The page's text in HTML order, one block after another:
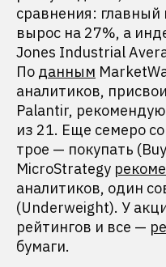
сравнения:
вырос на 27%, а
Jones Industrial
По данным
аналитиков,
Palantir,
из 21. Еще семеро
трое — покупать
MicroStrategy
аналитиков, один
(Underweight). У
рейтингов и все —
бумаги.